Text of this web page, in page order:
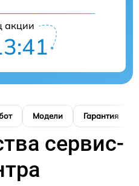
акции
Модели Гарантия
сервис-